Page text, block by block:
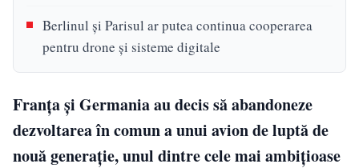
Berlinul și Parisul ar putea continua cooperarea
pentru drone și sisteme digitale
Franța și Germania au decis să abandoneze
dezvoltarea în comun a unui avion de luptă de
nouă generație, unul dintre cele mai ambițioase